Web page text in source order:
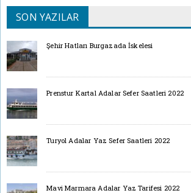
SON YAZILAR
Şehir Hatları Burgazada İskelesi
Prenstur Kartal Adalar Sefer Saatleri 2022
Turyol Adalar Yaz Sefer Saatleri 2022
Mavi Marmara Adalar Yaz Tarifesi 2022